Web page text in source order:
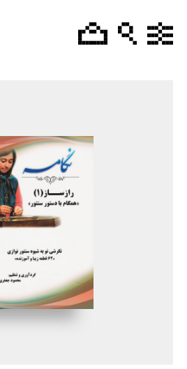
نگامه (راز ساز 1) همگام با دستور سنتور